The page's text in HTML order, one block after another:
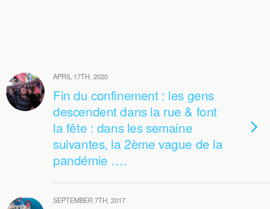
APRIL 17TH, 2020
Fin du confinement : les gens
descendent dans la rue & font
la fête : dans les semaine
suivantes, la 2ème vague de la
pandémie ….
SEPTEMBER 7TH, 2017